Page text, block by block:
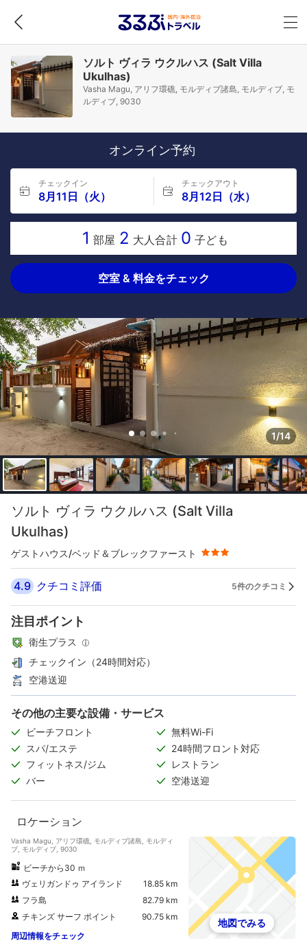
ソルト ヴィラ ウクルハス (Salt Villa
Ukulhas)
Vasha Magu, アリフ環礁, モルディブ諸島, モルディブ, モ
ルディブ, 9030
オンライン予約
チェックイン
8月11日（火）
チェックアウト
8月12日（水）
1 部屋 2 大人合計 0 子ども
空室 & 料金をチェック
1/14
ソルト ヴィラ ウクルハス (Salt Villa
Ukulhas)
ゲストハウス/ベッド＆ブレックファースト
星評価 3つ星
4.9 クチコミ評価 5件のクチコミ
注目ポイント
衛生プラス
チェックイン（24時間対応）
空港送迎
その他の主要な設備・サービス
ビーチフロント
無料Wi-Fi
スパ/エステ
24時間フロント対応
フィットネス/ジム
レストラン
バー
空港送迎
ロケーション
Vasha Magu, アリフ環礁, モルディブ諸島, モルディ
ブ, モルディブ, 9030
ビーチから30 ｍ
ヴェリガンドゥ アイランド
18.85 km
フラ島
82.79 km
チキンズ サーフ ポイント
90.75 km
周辺情報をチェック
地図でみる